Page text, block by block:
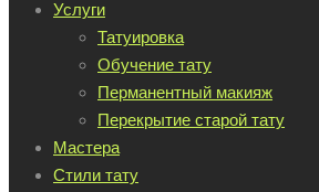
Услуги
Татуировка
Обучение тату
Перманентный макияж
Перекрытие старой тату
Мастера
Стили тату